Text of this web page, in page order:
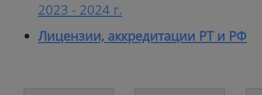
2023 - 2024 г.
Лицензии, аккредитации РТ и РФ